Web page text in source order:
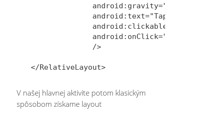
              android:gravity="center"
android:text="Tap to get
              android:clickable="true"
              />
V našej hlavnej aktivite potom klasickým
spôsobom získame layout